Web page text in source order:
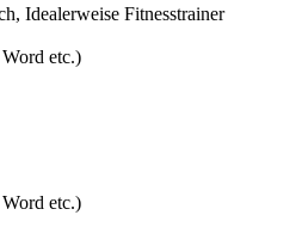
Idealerweise Fitnesstrainer
etc.)
etc.)